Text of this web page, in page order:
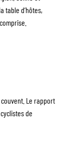
table d’hôtes,
Le rapport
de